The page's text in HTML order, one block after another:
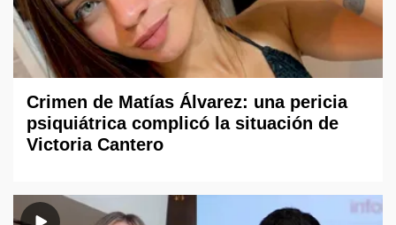
Crimen de Matías Álvarez: una pericia
psiquiátrica complicó la situación de
Victoria Cantero